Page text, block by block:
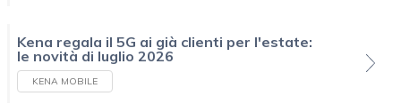
Kena regala il 5G ai già clienti per l'estate:
le novità di luglio 2026
KENA MOBILE